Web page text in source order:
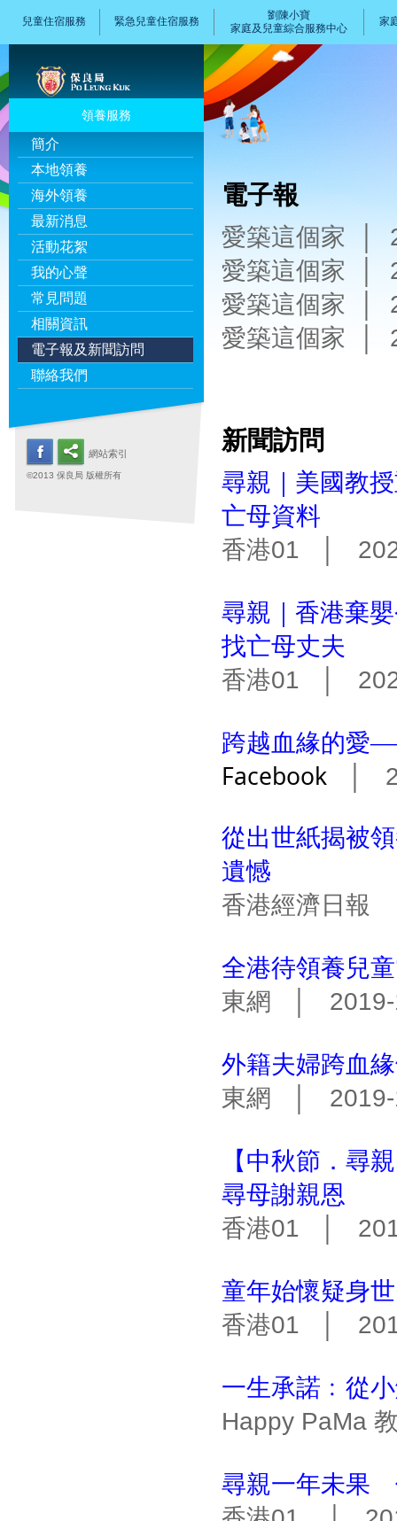
兒童住宿服務 緊急兒童住宿服務
劉陳小寶
家庭及兒童綜合服務中心
家
領養服務
簡介
本地領養
海外領養
最新消息
活動花絮
我的心聲
常見問題
相關資訊
電子報及新聞訪問
聯絡我們
網站索引
©2013 保良局 版權所有
電子報
愛築這個家 │
愛築這個家 │
愛築這個家 │
愛築這個家 │
新聞訪問
尋親｜美國教
亡母資料
香港01 │
尋親｜香港棄
找亡母丈夫
香港01 │
跨越血緣的愛
Facebook │
從出世紙揭被
遺憾
香港經濟日報
全港待領養兒
東網 │ 2019-
外籍夫婦跨血
東網 │ 2019-
【中秋節．
尋母謝親恩
香港01 │
童年始懷疑身
香港01 │
一生承諾﹕從
Happy PaMa
尋親一年未果